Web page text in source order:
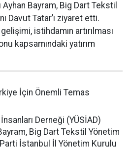
Ayhan Bayram, Big Dart Tekstil
Davut Tatar’ı ziyaret etti.
istihdamın artırılması
kapsamındaki yatırım
İçin Önemli Temas
Derneği (YÜSİAD)
Big Dart Tekstil Yönetim
İstanbul İl Yönetim Kurulu